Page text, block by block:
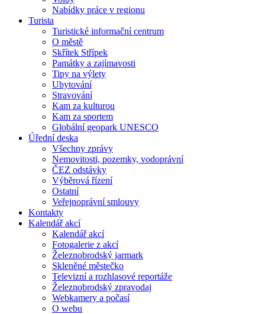
Nabídky práce v regionu
Turista
Turistické informační centrum
O městě
Skřítek Střípek
Památky a zajímavosti
Tipy na výlety
Ubytování
Stravování
Kam za kulturou
Kam za sportem
Globální geopark UNESCO
Úřední deska
Všechny zprávy
Nemovitosti, pozemky, vodoprávní
ČEZ odstávky
Výběrová řízení
Ostatní
Veřejnoprávní smlouvy
Kontakty
Kalendář akcí
Kalendář akcí
Fotogalerie z akcí
Železnobrodský jarmark
Skleněné městečko
Televizní a rozhlasové reportáže
Železnobrodský zpravodaj
Webkamery a počasí
O webu